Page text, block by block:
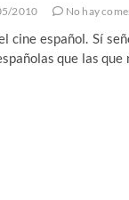
2010 No hay
cine español. Sí
que las que